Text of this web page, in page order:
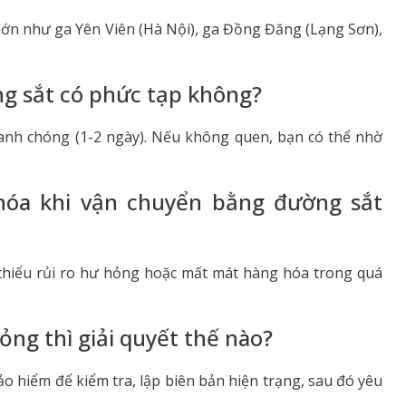
như ga Yên Viên (Hà Nội), ga Đồng Đăng (Lạng Sơn),
sắt có phức tạp không?
chóng (1-2 ngày). Nếu không quen, bạn có thể nhờ
khi vận chuyển bằng đường sắt
rủi ro hư hỏng hoặc mất mát hàng hóa trong quá
thì giải quyết thế nào?
hiểm để kiểm tra, lập biên bản hiện trạng, sau đó yêu